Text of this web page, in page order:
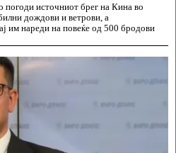
погоди источниот брег на Кина во
дождови и ветрови, а
им нареди на повеќе од 500 бродови